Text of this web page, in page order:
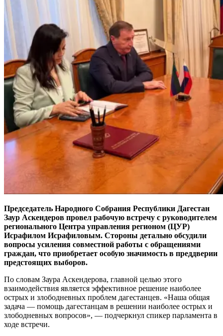
Председатель Народного Собрания Республики Дагестан
Заур Аскендеров провел рабочую встречу с руководителем
регионального Центра управления регионом (ЦУР)
Исрафилом Исрафиловым. Стороны детально обсудили
вопросы усиления совместной работы с обращениями
граждан, что приобретает особую значимость в преддверии
предстоящих выборов.
По словам Заура Аскендерова, главной целью этого
взаимодействия является эффективное решение наиболее
острых и злободневных проблем дагестанцев. «Наша общая
задача — помощь дагестанцам в решении наиболее острых и
злободневных вопросов», — подчеркнул спикер парламента в
ходе встречи.